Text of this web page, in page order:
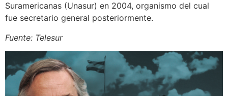
Suramericanas (Unasur) en 2004, organismo del cual
fue secretario general posteriormente.
Fuente: Telesur